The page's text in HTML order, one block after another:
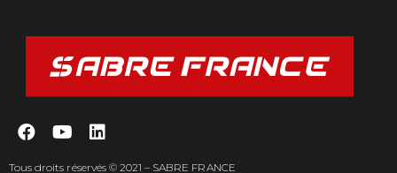
Tous droits réservés © 2021 – SABRE FRANCE